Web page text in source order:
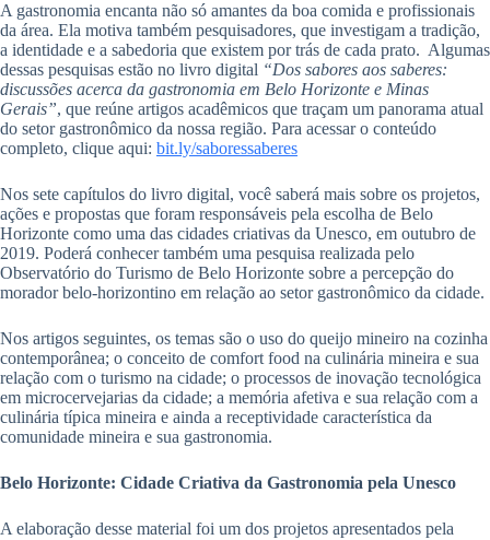
A gastronomia encanta não só amantes da boa comida e profissionais
da área. Ela motiva também pesquisadores, que investigam a tradição,
a identidade e a sabedoria que existem por trás de cada prato. Algumas
dessas pesquisas estão no livro digital “Dos sabores aos saberes:
discussões acerca da gastronomia em Belo Horizonte e Minas
Gerais”, que reúne artigos acadêmicos que traçam um panorama atual
do setor gastronômico da nossa região. Para acessar o conteúdo
completo, clique aqui: bit.ly/saboressaberes
Nos sete capítulos do livro digital, você saberá mais sobre os projetos,
ações e propostas que foram responsáveis pela escolha de Belo
Horizonte como uma das cidades criativas da Unesco, em outubro de
2019. Poderá conhecer também uma pesquisa realizada pelo
Observatório do Turismo de Belo Horizonte sobre a percepção do
morador belo-horizontino em relação ao setor gastronômico da cidade.
Nos artigos seguintes, os temas são o uso do queijo mineiro na cozinha
contemporânea; o conceito de comfort food na culinária mineira e sua
relação com o turismo na cidade; o processos de inovação tecnológica
em microcervejarias da cidade; a memória afetiva e sua relação com a
culinária típica mineira e ainda a receptividade característica da
comunidade mineira e sua gastronomia.
Belo Horizonte: Cidade Criativa da Gastronomia pela Unesco
A elaboração desse material foi um dos projetos apresentados pela